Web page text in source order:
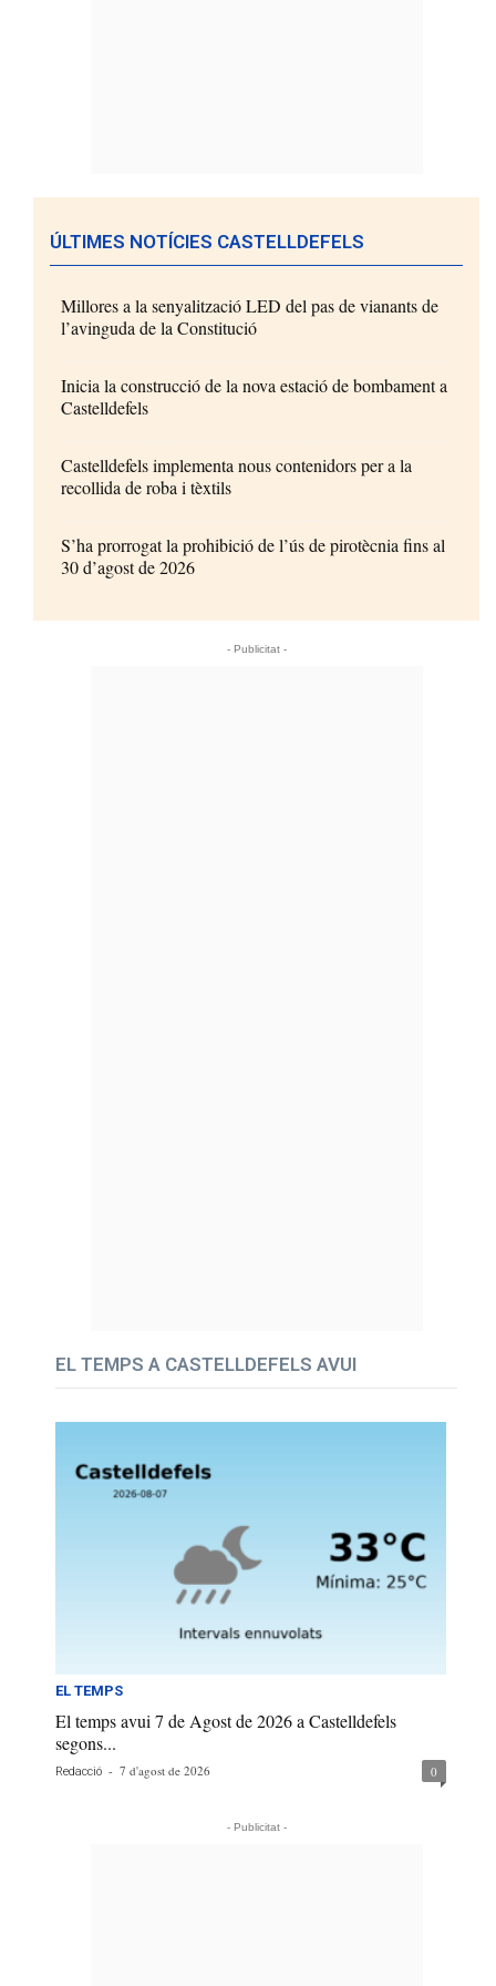
ÚLTIMES NOTÍCIES CASTELLDEFELS
Millores a la senyalització LED del pas de vianants de
l’avinguda de la Constitució
Inicia la construcció de la nova estació de bombament a
Castelldefels
Castelldefels implementa nous contenidors per a la
recollida de roba i tèxtils
S’ha prorrogat la prohibició de l’ús de pirotècnia fins al
30 d’agost de 2026
- Publicitat -
EL TEMPS A CASTELLDEFELS AVUI
EL TEMPS
El temps avui 7 de Agost de 2026 a Castelldefels
segons...
Redacció - 7 d'agost de 2026 0
- Publicitat -